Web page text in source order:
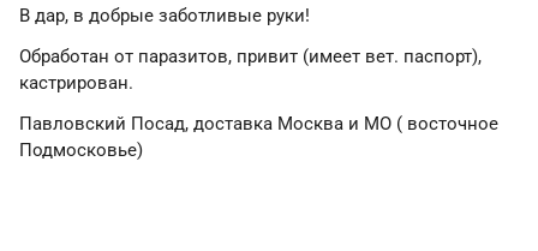
В дар, в добрые заботливые руки!
Обработан от паразитов, привит (имеет вет. паспорт),
кастрирован.
Павловский Посад, доставка Москва и МО ( восточное
Подмосковье)